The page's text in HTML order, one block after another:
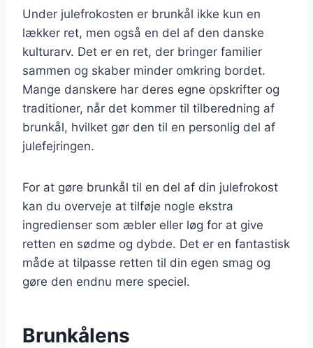
Under julefrokosten er brunkål ikke kun en
lækker ret, men også en del af den danske
kulturarv. Det er en ret, der bringer familier
sammen og skaber minder omkring bordet.
Mange danskere har deres egne opskrifter og
traditioner, når det kommer til tilberedning af
brunkål, hvilket gør den til en personlig del af
julefejringen.
For at gøre brunkål til en del af din julefrokost
kan du overveje at tilføje nogle ekstra
ingredienser som æbler eller løg for at give
retten en sødme og dybde. Det er en fantastisk
måde at tilpasse retten til din egen smag og
gøre den endnu mere speciel.
Brunkålens